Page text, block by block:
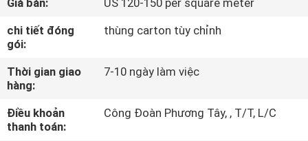
THAM
QUAN
NHÀ
MÁY
Giá bán:
US 120-150 per square meter
chi tiết đóng
gói:
thùng carton tùy chỉnh
Thời gian giao
hàng:
7-10 ngày làm việc
Điều khoản
thanh toán:
Công Đoàn Phương Tây, , T/T, L/C